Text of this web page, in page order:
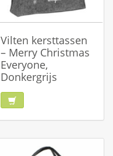
Vilten kersttassen
– Merry Christmas
Everyone,
Donkergrijs